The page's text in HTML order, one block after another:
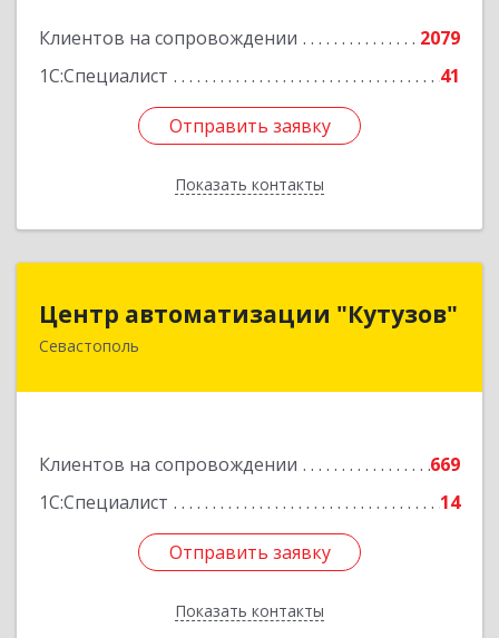
Клиентов на сопровождении
2079
1С:Специалист
41
Отправить заявку
Показать контакты
Отправить заявку
Назад
Центр автоматизации "Кутузов"
Севастополь
Клиентов на сопровождении
669
1С:Специалист
14
Отправить заявку
Показать контакты
299011, Севастополь г, Генерала Петрова ул,
Отправить заявку
Назад